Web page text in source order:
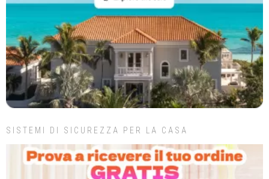
SISTEMI DI SICUREZZA PER LA CASA